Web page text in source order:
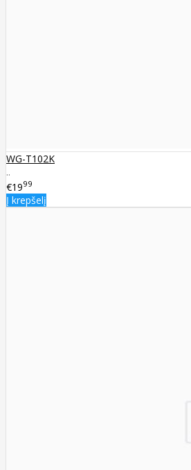
WG-T102K
..
€1999
Į krepšelį